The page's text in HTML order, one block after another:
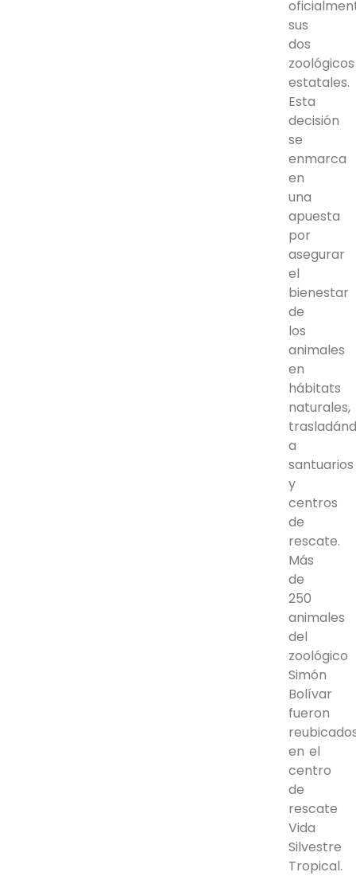
sus
dos
zoológicos
estatales.
Esta
decisión
se
enmarca
en
una
apuesta
por
asegurar
el
bienestar
de
los
animales
en
hábitats
naturales,
a
santuarios
y
centros
de
rescate.
Más
de
250
animales
del
zoológico
Simón
Bolívar
fueron
en el
centro
de
rescate
Vida
Silvestre
Tropical.